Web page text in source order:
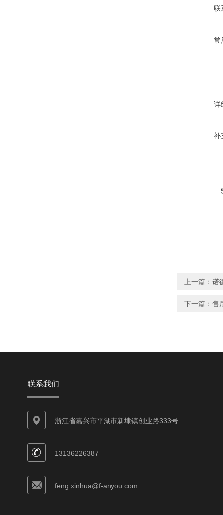
联
常
详
补
上一篇： 诺
下一篇： 售
联系我们
浙江省嘉兴市平湖市新埭镇创业路333号
13136226387
feng.xinhua@f-anyou.com